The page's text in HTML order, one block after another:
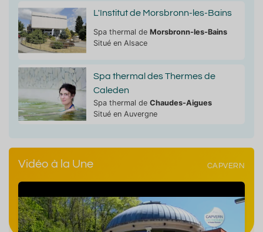
L'Institut de Morsbronn-les-Bains
Spa thermal de Morsbronn-les-Bains
Situé en Alsace
Spa thermal des Thermes de
Caleden
Spa thermal de Chaudes-Aigues
Situé en Auvergne
Vidéo à la Une CAPVERN